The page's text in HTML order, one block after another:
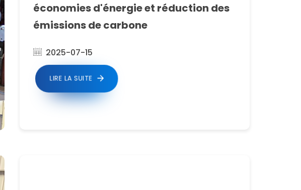
économies d'énergie et réduction des
émissions de carbone
2025-07-15
LIRE LA SUITE